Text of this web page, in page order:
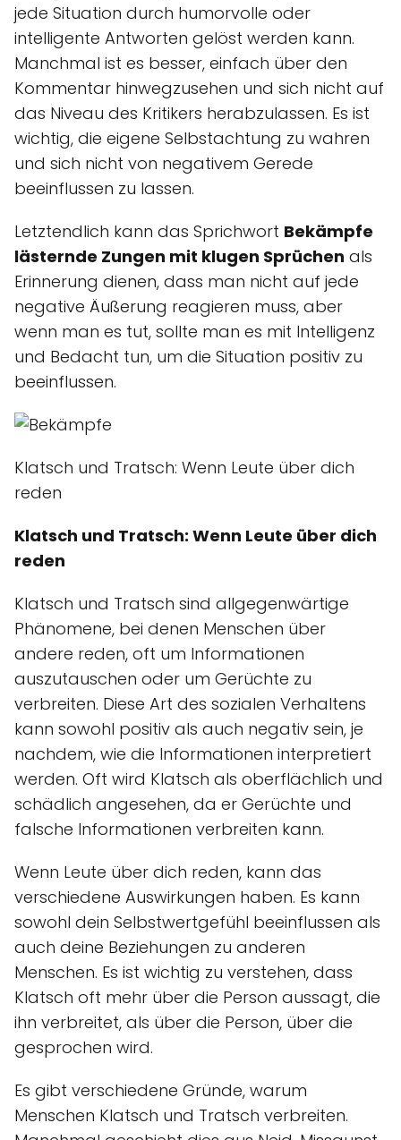
jede Situation durch humorvolle oder
intelligente Antworten gelöst werden kann.
Manchmal ist es besser, einfach über den
Kommentar hinwegzusehen und sich nicht auf
das Niveau des Kritikers herabzulassen. Es ist
wichtig, die eigene Selbstachtung zu wahren
und sich nicht von negativem Gerede
beeinflussen zu lassen.
Letztendlich kann das Sprichwort Bekämpfe
lästernde Zungen mit klugen Sprüchen als
Erinnerung dienen, dass man nicht auf jede
negative Äußerung reagieren muss, aber
wenn man es tut, sollte man es mit Intelligenz
und Bedacht tun, um die Situation positiv zu
beeinflussen.
Klatsch und Tratsch: Wenn Leute über dich
reden
Klatsch und Tratsch: Wenn Leute über dich
reden
Klatsch und Tratsch sind allgegenwärtige
Phänomene, bei denen Menschen über
andere reden, oft um Informationen
auszutauschen oder um Gerüchte zu
verbreiten. Diese Art des sozialen Verhaltens
kann sowohl positiv als auch negativ sein, je
nachdem, wie die Informationen interpretiert
werden. Oft wird Klatsch als oberflächlich und
schädlich angesehen, da er Gerüchte und
falsche Informationen verbreiten kann.
Wenn Leute über dich reden, kann das
verschiedene Auswirkungen haben. Es kann
sowohl dein Selbstwertgefühl beeinflussen als
auch deine Beziehungen zu anderen
Menschen. Es ist wichtig zu verstehen, dass
Klatsch oft mehr über die Person aussagt, die
ihn verbreitet, als über die Person, über die
gesprochen wird.
Es gibt verschiedene Gründe, warum
Menschen Klatsch und Tratsch verbreiten.